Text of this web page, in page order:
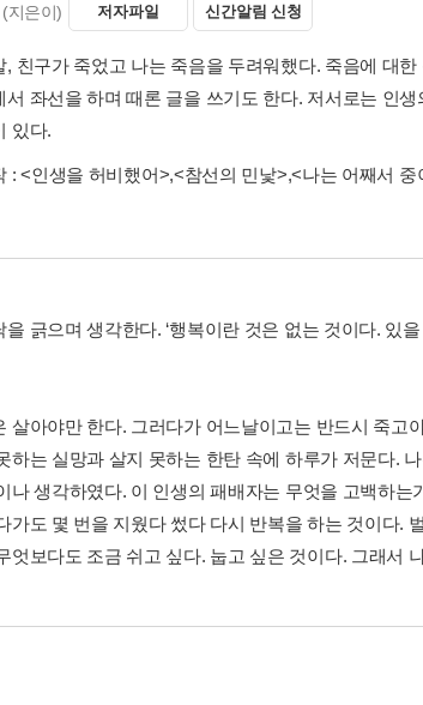
(지은이) 저자파일 신간알림 신청
, 친구가 죽었고 나는 죽음을 두려워했다. 죽음에 대
서 좌선을 하며 때론 글을 쓰기도 한다. 저서로는 인
있다.
:<인생을 허비했어>,<참선의 민낯>,<나는 어째서 중
을 긁으며 생각한다. ‘행복이란 것은 없는 것이다. 있
살아야만 한다. 그러다가 어느날이고는 반드시 죽
하는 실망과 살지 못하는 한탄 속에 하루가 저문다.
나 생각하였다. 이 인생의 패배자는 무엇을 고백하
가도 몇 번을 지웠다 썼다 다시 반복을 하는 것이다.
엇보다도 조금 쉬고 싶다. 눕고 싶은 것이다. 그래서